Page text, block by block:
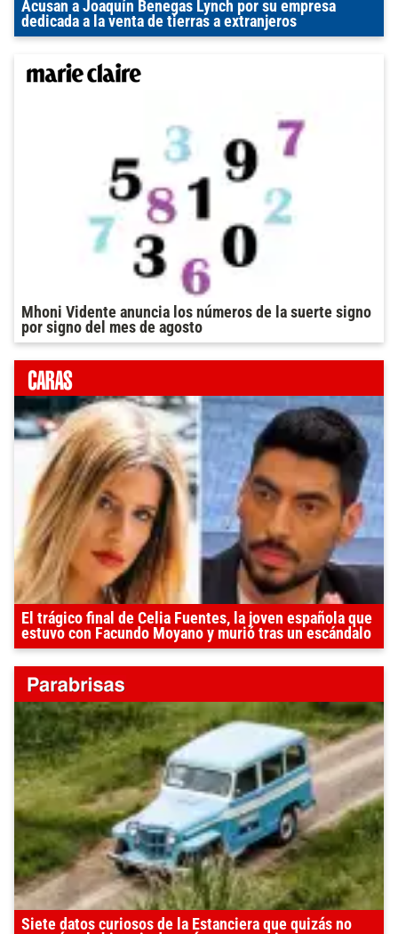
Acusan a Joaquín Benegas Lynch por su empresa
dedicada a la venta de tierras a extranjeros
Mhoni Vidente anuncia los números de la suerte signo
por signo del mes de agosto
El trágico final de Celia Fuentes, la joven española que
estuvo con Facundo Moyano y murió tras un escándalo
Siete datos curiosos de la Estanciera que quizás no